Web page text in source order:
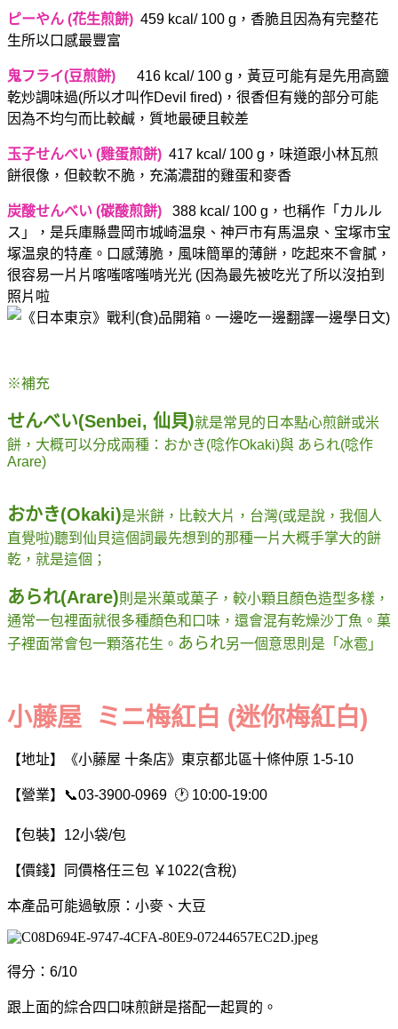
ピーやん (花生煎餅) 459 kcal/ 100 g，香脆且因為有完整花
生所以口感最豐富
鬼フライ(豆煎餅) 416 kcal/ 100 g，黃豆可能有是先用高鹽
乾炒調味過(所以才叫作Devil fired)，很香但有幾的部分可能
因為不均勻而比較鹹，質地最硬且較差
玉子せんべい (雞蛋煎餅) 417 kcal/ 100 g，味道跟小林瓦煎
餅很像，但較軟不脆，充滿濃甜的雞蛋和麥香
炭酸せんべい (碳酸煎餅) 388 kcal/ 100 g，也稱作「カルル
ス」，是兵庫縣豊岡市城崎温泉、神戸市有馬温泉、宝塚市宝
塚温泉的特產。口感薄脆，風味簡單的薄餅，吃起來不會膩，
很容易一片片喀嗤喀嗤啃光光 (因為最先被吃光了所以沒拍到
照片啦
)
※補充
せんべい(Senbei, 仙貝)就是常見的日本點心煎餅或米
餅，大概可以分成兩種：おかき(唸作Okaki)與 あられ(唸作
Arare)
おかき(Okaki)是米餅，比較大片，台灣(或是說，我個人
直覺啦)聽到仙貝這個詞最先想到的那種一片大概手掌大的餅
乾，就是這個；
あられ(Arare)則是米菓或菓子，較小顆且顏色造型多樣，
通常一包裡面就很多種顏色和口味，還會混有乾燥沙丁魚。菓
子裡面常會包一顆落花生。 あられ另一個意思則是「冰雹」
小藤屋 ミニ梅紅白 (迷你梅紅白)
【地址】《小藤屋 十条店》東京都北區十條仲原 1-5-10
【營業】📞03-3900-0969 🕐 10:00-19:00
【包裝】12小袋/包
【價錢】同價格任三包 ￥1022(含稅)
本產品可能過敏原：小麥、大豆
得分：6/10
跟上面的綜合四口味煎餅是搭配一起買的。